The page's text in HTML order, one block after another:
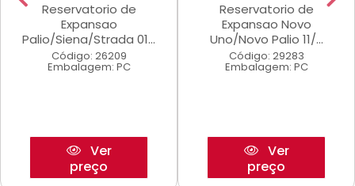
Reservatorio de
Expansao
Palio/Siena/Strada 01...
Código: 26209
Embalagem: PC
Ver
preço
Reservatorio de
Expansao Novo
Uno/Novo Palio 11/...
Código: 29283
Embalagem: PC
Ver
preço